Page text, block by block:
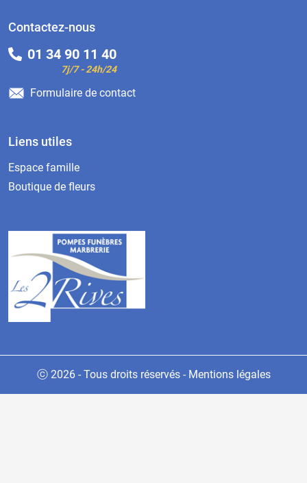
Contactez-nous
01 34 90 11 40
7j/7 - 24h/24
Formulaire de contact
Liens utiles
Espace famille
Boutique de fleurs
ⓒ 2026 - Tous droits réservés - Mentions légales